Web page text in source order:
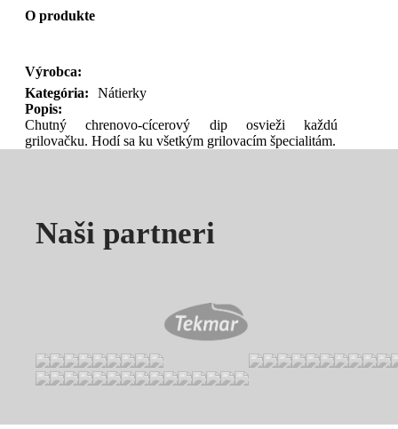
O produkte
Výrobca:
Kategória:
Nátierky
Popis:
Chutný chrenovo-cícerový dip osvieži každú
grilovačku. Hodí sa ku všetkým grilovacím špecialitám.
Naši partneri